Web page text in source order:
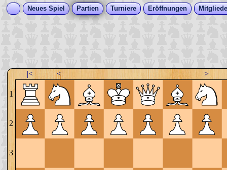
Neues Spiel Partien Turniere Eröffnungen
|< < >
1
2
3